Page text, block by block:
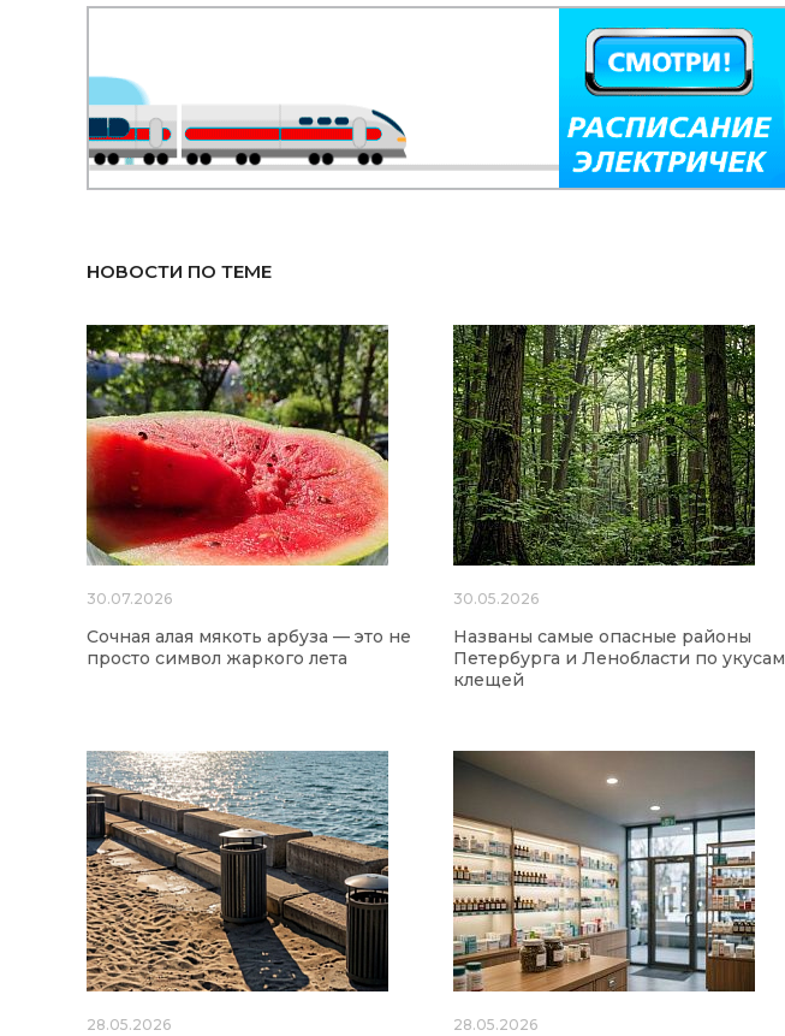
НОВОСТИ ПО ТЕМЕ
30.07.2026
Сочная алая мякоть арбуза — это не
просто символ жаркого лета
30.05.2026
Названы самые опасные районы
Петербурга и Ленобласти по укусам
клещей
28.05.2026 28.05.2026